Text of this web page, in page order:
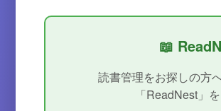
📖
読書管理をお探しの方
「ReadNest」